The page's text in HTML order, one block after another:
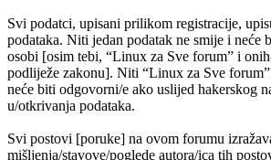
Svi podatci, upisani prilikom registracije,
podataka. Niti jedan podatak ne smije i neće
osobi [osim tebi, “Linux za Sve forum” i
podliježe zakonu]. Niti “Linux za Sve
neće biti odgovorni/e ako uslijed hakerskog
u/otkrivanja podataka.
Svi postovi [poruke] na ovom forumu
mišljenja/stavove/poglede autora/ica tih